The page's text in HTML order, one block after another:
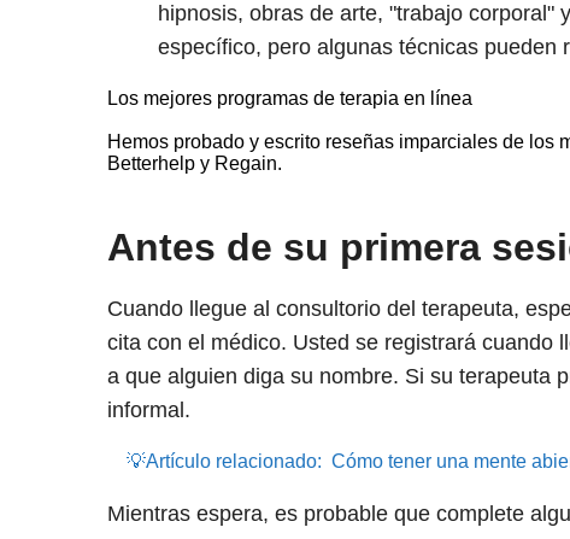
hipnosis, obras de arte, "trabajo corporal"
específico, pero algunas técnicas pueden
Los mejores programas de terapia en línea
Hemos probado y escrito reseñas imparciales de los
Betterhelp y Regain.
Antes de su primera
Cuando llegue al consultorio del terapeuta,
cita con el médico. Usted se registrará cuando
a que alguien diga su nombre. Si su terapeuta
informal.
💡Artículo relacionado: Cómo tener una mente
Mientras espera, es probable que complete